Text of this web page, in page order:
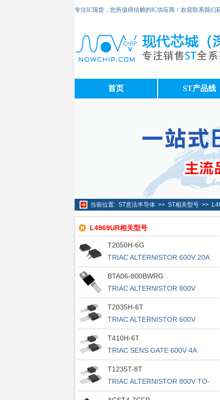
专注IC现货，您所值得信赖的IC供应商！欢迎联系我们
首页 ST产品线
当前位置: ST意法半导体>> ST相关型号>>
L4969UR相关型号
T2050H-6G
TRIAC ALTERNISTOR 600V 20A
D2PAK
BTA06-800BWRG
TRIAC ALTERNISTOR 800V
TO220AB
T2035H-6T
TRIAC ALTERNISTOR 600V
TO220AB
T410H-6T
TRIAC SENS GATE 600V 4A
TO220AB
T1235T-8T
TRIAC ALTERNISTOR 800V TO-
220AB